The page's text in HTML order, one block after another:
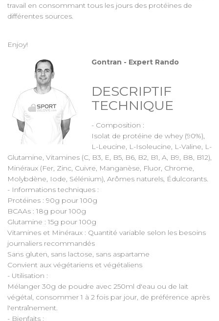
travail en consommant tous les jours des protéines de
différentes sources.
Enjoy!
Gontran - Expert Rando
DESCRIPTIF
TECHNIQUE
- Composition :
Isolat de protéine de whey (90%),
L-Leucine, L-Isoleucine, L-Valine, L-
Glutamine, Vitamines (C, B3, E, B5, B6, B2, B1, A, B9, B8, B12),
Minéraux (Fer, Zinc, Cuivre, Manganèse, Fluor, Chrome,
Molybdène, Iode, Sélénium), Arômes naturels, Édulcorants.
- Informations techniques :
Protéines : 90g pour 100g
BCAAs : 18g pour 100g
Glutamine : 15g pour 100g
Vitamines et Minéraux : Quantité variable selon les besoins
journaliers recommandés
Sans gluten, sans lactose, sans aspartame
Convient aux végétariens et végétaliens
- Utilisation :
Mélanger 30g de poudre avec 250ml d'eau ou de lait
végétal, consommer 1 à 2 fois par jour, de préférence après
l'entraînement.
- Bienfaits :